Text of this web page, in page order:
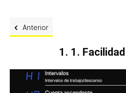
Anterior
1. 1.